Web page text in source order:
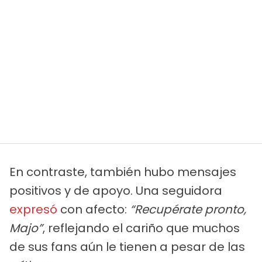
En contraste, también hubo mensajes
positivos y de apoyo. Una seguidora
expresó con afecto: “Recupérate pronto,
Majo”, reflejando el cariño que muchos
de sus fans aún le tienen a pesar de las